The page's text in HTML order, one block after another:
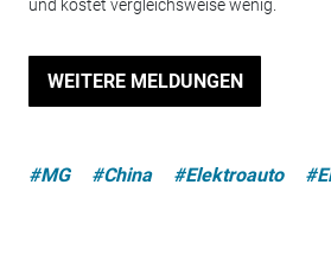
und kostet vergleichsweise wenig.
WEITERE MELDUNGEN
#MG #China #Elektroauto